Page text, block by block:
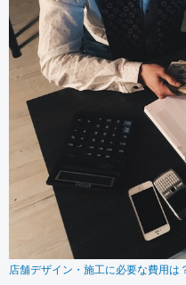
店舗デザイン・施工に必要な費用は